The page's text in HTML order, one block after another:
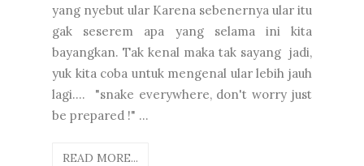
yang nyebut ular Karena sebenernya ular itu
gak seserem apa yang selama ini kita
bayangkan. Tak kenal maka tak sayang jadi,
yuk kita coba untuk mengenal ular lebih jauh
lagi.... "snake everywhere, don't worry just
be prepared !" ...
READ MORE...